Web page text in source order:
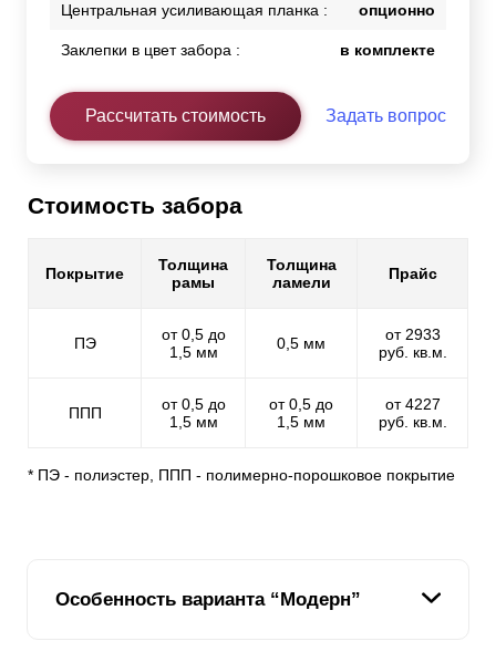
Центральная усиливающая планка : опционно
Заклепки в цвет забора : в комплекте
Рассчитать стоимость Задать вопрос
Стоимость забора
Покрытие
Толщина
рамы
Толщина
ламели
Прайс
ПЭ
от 0,5 до
1,5 мм
0,5 мм
от 2933
руб. кв.м.
ППП
от 0,5 до
1,5 мм
от 0,5 до
1,5 мм
от 4227
руб. кв.м.
* ПЭ - полиэстер, ППП - полимерно-порошковое покрытие
Особенность варианта “Модерн”